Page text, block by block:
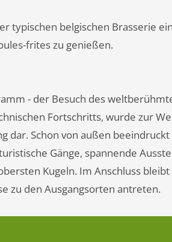
typischen belgischen Brasserie
frites zu genießen.
- der Besuch des
Fortschritts, wurde zur
Schon von außen beeindruckt
Gänge, spannende
Kugeln. Im Anschluss
zu den Ausgangsorten antreten.